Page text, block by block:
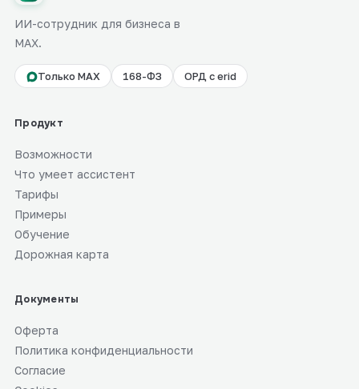
ИИ-сотрудник для бизнеса в
MAX.
Только MAX 168-ФЗ ОРД с erid
Продукт
Возможности
Что умеет ассистент
Тарифы
Примеры
Обучение
Дорожная карта
Документы
Оферта
Политика конфиденциальности
Согласие